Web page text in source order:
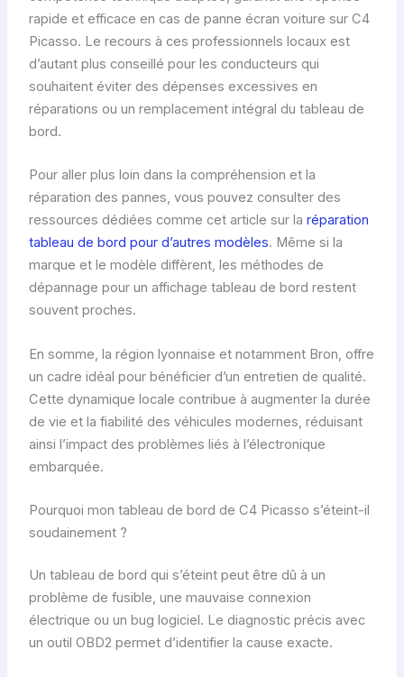
rapide et efficace en cas de panne écran voiture sur C4
Picasso. Le recours à ces professionnels locaux est
d’autant plus conseillé pour les conducteurs qui
souhaitent éviter des dépenses excessives en
réparations ou un remplacement intégral du tableau de
bord.
Pour aller plus loin dans la compréhension et la
réparation des pannes, vous pouvez consulter des
ressources dédiées comme cet article sur la réparation
tableau de bord pour d’autres modèles. Même si la
marque et le modèle diffèrent, les méthodes de
dépannage pour un affichage tableau de bord restent
souvent proches.
En somme, la région lyonnaise et notamment Bron, offre
un cadre idéal pour bénéficier d’un entretien de qualité.
Cette dynamique locale contribue à augmenter la durée
de vie et la fiabilité des véhicules modernes, réduisant
ainsi l’impact des problèmes liés à l’électronique
embarquée.
Pourquoi mon tableau de bord de C4 Picasso s’éteint-il
soudainement ?
Un tableau de bord qui s’éteint peut être dû à un
problème de fusible, une mauvaise connexion
électrique ou un bug logiciel. Le diagnostic précis avec
un outil OBD2 permet d’identifier la cause exacte.